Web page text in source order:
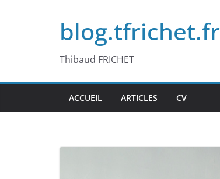
blog.tfrichet.fr
Thibaud FRICHET
ACCUEIL ARTICLES CV